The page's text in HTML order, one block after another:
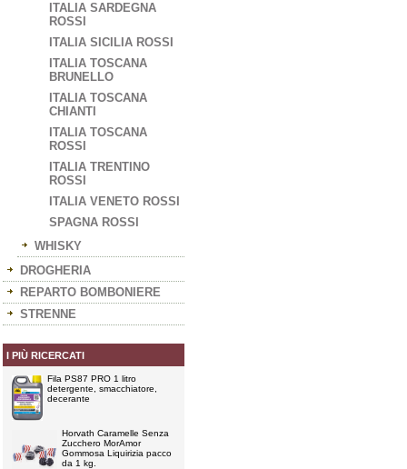
ITALIA SARDEGNA
ROSSI
ITALIA SICILIA ROSSI
ITALIA TOSCANA
BRUNELLO
ITALIA TOSCANA
CHIANTI
ITALIA TOSCANA
ROSSI
ITALIA TRENTINO
ROSSI
ITALIA VENETO ROSSI
SPAGNA ROSSI
WHISKY
DROGHERIA
REPARTO BOMBONIERE
STRENNE
I PIÙ RICERCATI
Fila PS87 PRO 1 litro
detergente, smacchiatore,
decerante
Horvath Caramelle Senza
Zucchero MorAmor
Gommosa Liquirizia pacco
da 1 kg.